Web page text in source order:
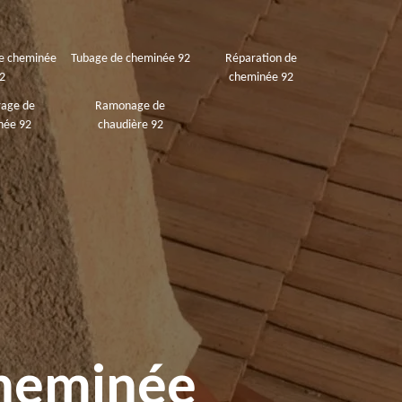
cheminée
Tubage de cheminée 92
Réparation de
cheminée 92
de
92
Ramonage de
chaudière 92